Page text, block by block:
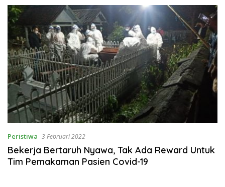
Peristiwa 3 Februari 2022
Bekerja Bertaruh Nyawa, Tak Ada Reward Untuk
Tim Pemakaman Pasien Covid-19